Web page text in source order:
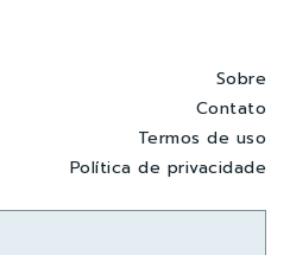
Sobre
Contato
Termos de uso
Política de privacidade